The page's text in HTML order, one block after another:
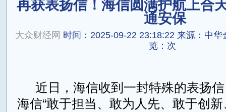
再获表扬信！海信圆满护航上合
通安保
大众财经网 时间：2025-09-22 23:18:22 来源：中华
览： 次
近日，海信收到一封特殊的表扬
海信“敢于担当、敢为人先、敢于创新